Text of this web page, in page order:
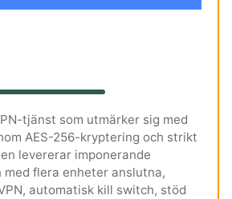
tjänst som utmärker sig med
AES-256-kryptering och strikt
levererar imponerande
flera enheter anslutna,
automatisk kill switch, stöd